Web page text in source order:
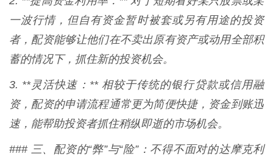
一波行情，但自有资金暂时被套或另有用途的投资
者，配资能够让他们在不卖出原有资产或动用全部积
蓄的情况下，抓住新的投资机会。
3. **灵活快速：** 相较于传统的银行贷款或信用融
资，配资的申请流程通常更为简便快捷，资金到账迅
速，能帮助投资者抓住稍纵即逝的市场机会。
### 三、配资的“弊”与“险”：不得不面对的达摩克利